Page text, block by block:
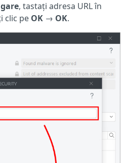
, tastați adresa URL în
clic pe OK → OK.